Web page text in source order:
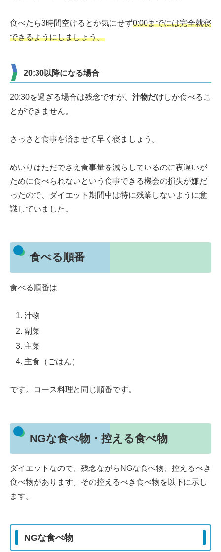
食べたら3時間空けるとか気にせず0:00までには完全就寝
できるようにしましょう。
20:30以降になる場合
20:30を過ぎる場合は残念ですが、 汁物だけしか食べるこ
とができません。
さっさと食事を済ませて早く寝ましょう。
めいりはただでさえ食事量を減らしているのに夜遅いが
ために食べられないという食事できる機会の損失が嫌だ
ったので、ダイエット期間中は特に残業しないように意
識していました。
食べる順番
食べる順番は
汁物
副菜
主菜
主食（ごはん）
です。コース料理と同じ順番です。
NGな食べ物・控える食べ物
ダイエットなので、残念ながらNGな食べ物、控えるべき
食べ物があります。その控えるべき食べ物を以下に示し
ます。
NGな食べ物